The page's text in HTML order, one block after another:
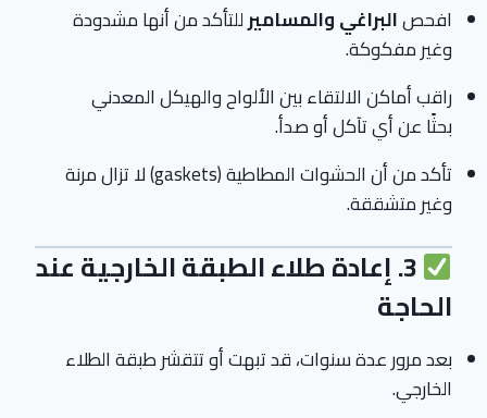
افحصالبراغي والمساميرللتأكد من أنها مشدودة
وغير مفكوكة.
راقب أماكن الالتقاء بين الألواح والهيكل المعدني
بحثًا عن أي تآكل أو صدأ.
تأكد من أن الحشوات المطاطية (gaskets) لا تزال مرنة
وغير متشققة.
3. إعادة طلاء الطبقة الخارجية عند
الحاجة
بعد مرور عدة سنوات، قد تبهت أو تتقشر طبقة الطلاء
الخارجي.